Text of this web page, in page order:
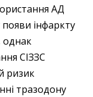
АД
інфаркту
однак
СІЗЗС
ризик
тразодону